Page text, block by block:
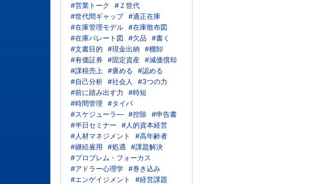
#営業トーク
#Ｚ世代
#世代間ギャップ #適正在庫
#在庫管理モデル #在庫散布図
#在庫パレート図
#欠品
#書く
#文書目的
#現金出納
#棚卸
#有価証券
#固定資産 #減価償却
#課税売上
#褒める
#認める
#自己分析 #社会人
#3つの力
#前に踏み出す力
#時短
#時間管理
#タイパ
#スケジューラ― #控除
#申告書
#半日セミナー
#人的資本経営
#人材マネジメント
#高年齢者
#継続雇用
#処遇
#課題解決
#プロブレム・フォーカス
#アドラー心理学 #巻き込み
#エンゲイジメント
#経営課題